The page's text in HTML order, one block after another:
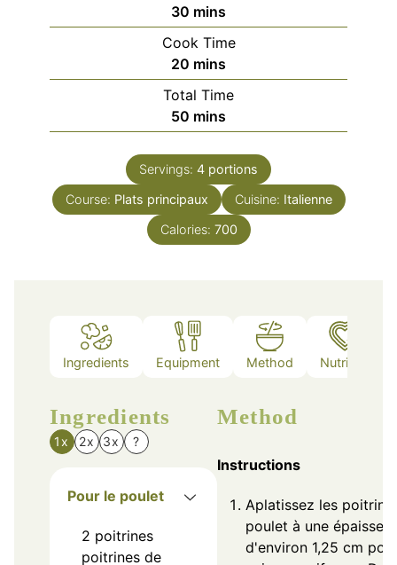
30 minutes
mins
Cook Time
20 minutes
mins
Total Time
50 minutes
mins
Servings: 4 portions
Course: Plats principaux Cuisine: Italienne
Calories: 700
Ingredients Equipment Method Nutrition
Ingredients
1x 2x 3x ?
Pour le poulet
2 poitrines
poitrines de
Method
Instructions
Aplatissez les
poulet à une épaisseur
d'environ 1,25 cm